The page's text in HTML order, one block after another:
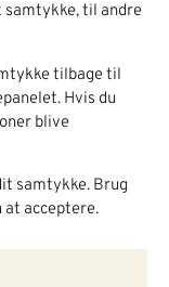
til andre
tilbage til
Hvis du
blive
samtykke. Brug
acceptere.